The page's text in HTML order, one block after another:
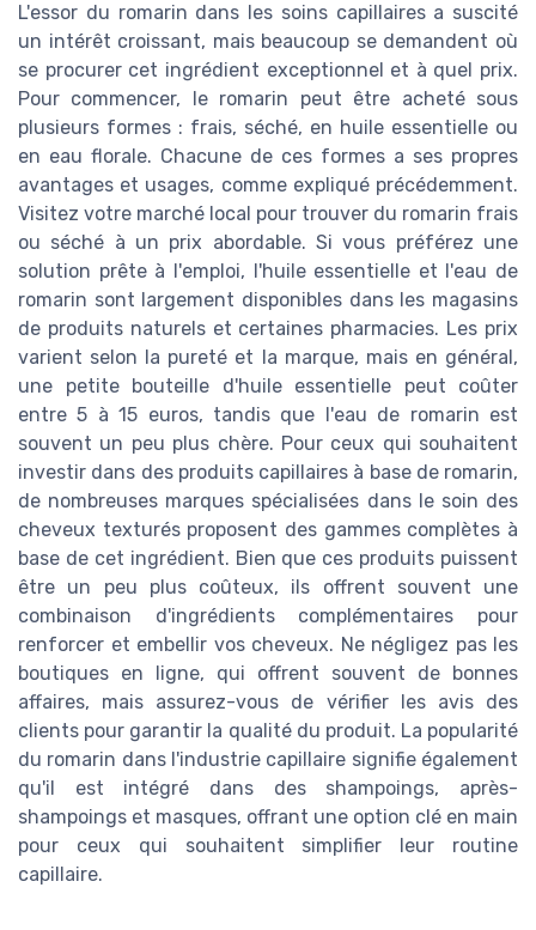
L'essor du romarin dans les soins capillaires a suscité
un intérêt croissant, mais beaucoup se demandent où
se procurer cet ingrédient exceptionnel et à quel prix.
Pour commencer, le romarin peut être acheté sous
plusieurs formes : frais, séché, en huile essentielle ou
en eau florale. Chacune de ces formes a ses propres
avantages et usages, comme expliqué précédemment.
Visitez votre marché local pour trouver du romarin frais
ou séché à un prix abordable. Si vous préférez une
solution prête à l'emploi, l'huile essentielle et l'eau de
romarin sont largement disponibles dans les magasins
de produits naturels et certaines pharmacies. Les prix
varient selon la pureté et la marque, mais en général,
une petite bouteille d'huile essentielle peut coûter
entre 5 à 15 euros, tandis que l'eau de romarin est
souvent un peu plus chère. Pour ceux qui souhaitent
investir dans des produits capillaires à base de romarin,
de nombreuses marques spécialisées dans le soin des
cheveux texturés proposent des gammes complètes à
base de cet ingrédient. Bien que ces produits puissent
être un peu plus coûteux, ils offrent souvent une
combinaison d'ingrédients complémentaires pour
renforcer et embellir vos cheveux. Ne négligez pas les
boutiques en ligne, qui offrent souvent de bonnes
affaires, mais assurez-vous de vérifier les avis des
clients pour garantir la qualité du produit. La popularité
du romarin dans l'industrie capillaire signifie également
qu'il est intégré dans des shampoings, après-
shampoings et masques, offrant une option clé en main
pour ceux qui souhaitent simplifier leur routine
capillaire.